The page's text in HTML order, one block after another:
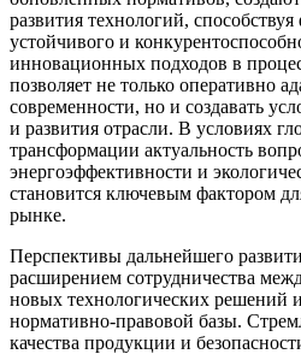
развития технологий,
устойчивого и
инновационных подходов в
позволяет не только оперативно
современности, но и создавать
и развития отрасли. В условиях
трансформации актуальность
энергоэффективности и
становится ключевым фактором
рынке.
Перспективы дальнейшего
расширением сотрудничества
новых технологических решений
нормативно-правовой базы.
качества продукции и